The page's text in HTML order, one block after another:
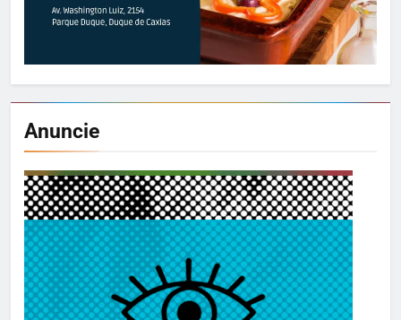
Anuncie